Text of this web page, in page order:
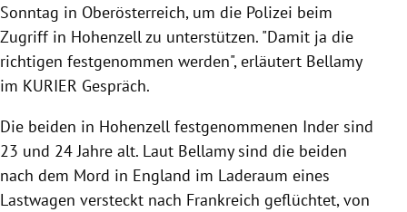
Sonntag in Oberösterreich, um die Polizei beim
Zugriff in Hohenzell zu unterstützen. "Damit ja die
richtigen festgenommen werden", erläutert Bellamy
im KURIER Gespräch.
Die beiden in Hohenzell festgenommenen Inder sind
23 und 24 Jahre alt. Laut Bellamy sind die beiden
nach dem Mord in England im Laderaum eines
Lastwagen versteckt nach Frankreich geflüchtet, von